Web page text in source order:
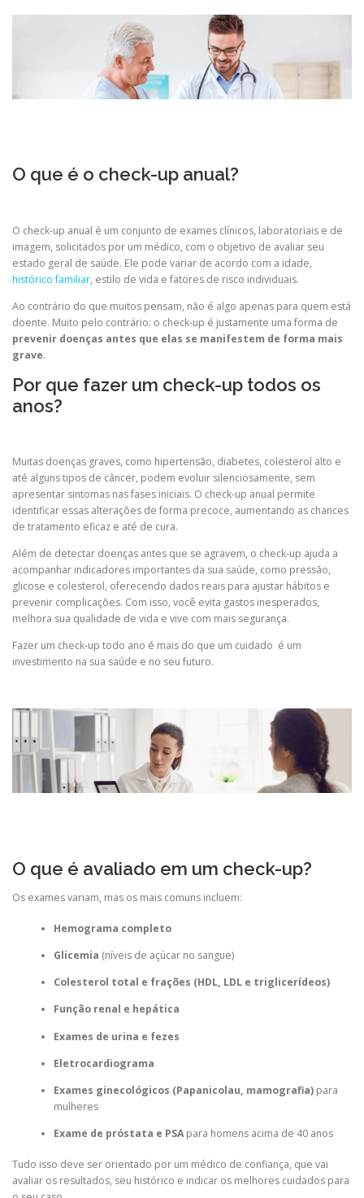
O que é o check-up anual?
O check-up anual é um conjunto de exames clínicos, laboratoriais e de
imagem, solicitados por um médico, com o objetivo de avaliar seu
estado geral de saúde. Ele pode variar de acordo com a idade,
histórico familiar, estilo de vida e fatores de risco individuais.
Ao contrário do que muitos pensam, não é algo apenas para quem está
doente. Muito pelo contrário: o check-up é justamente uma forma de
prevenir doenças antes que elas se manifestem de forma mais
grave.
Por que fazer um check-up todos os
anos?
Muitas doenças graves, como hipertensão, diabetes, colesterol alto e
até alguns tipos de câncer, podem evoluir silenciosamente, sem
apresentar sintomas nas fases iniciais. O check-up anual permite
identificar essas alterações de forma precoce, aumentando as chances
de tratamento eficaz e até de cura.
Além de detectar doenças antes que se agravem, o check-up ajuda a
acompanhar indicadores importantes da sua saúde, como pressão,
glicose e colesterol, oferecendo dados reais para ajustar hábitos e
prevenir complicações. Com isso, você evita gastos inesperados,
melhora sua qualidade de vida e vive com mais segurança.
Fazer um check-up todo ano é mais do que um cuidado é um
investimento na sua saúde e no seu futuro.
O que é avaliado em um check-up?
Os exames variam, mas os mais comuns incluem:
Hemograma completo
Glicemia (níveis de açúcar no sangue)
Colesterol total e frações (HDL, LDL e triglicerídeos)
Função renal e hepática
Exames de urina e fezes
Eletrocardiograma
Exames ginecológicos (Papanicolau, mamografia)para
mulheres
Exame de próstata e PSApara homens acima de 40 anos
Tudo isso deve ser orientado por um médico de confiança, que vai
avaliar os resultados, seu histórico e indicar os melhores cuidados para